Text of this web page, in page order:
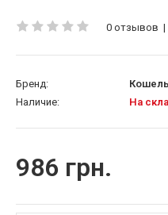
0 отзывов |
Бренд:
Наличие:
На
986 грн.